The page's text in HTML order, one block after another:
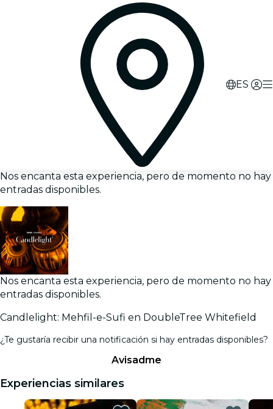
ES
Nos encanta esta experiencia, pero de momento no hay
entradas disponibles.
Nos encanta esta experiencia, pero de momento no hay
entradas disponibles.
Candlelight: Mehfil-e-Sufi en DoubleTree Whitefield
¿Te gustaría recibir una notificación si hay entradas disponibles?
Avisadme
Experiencias similares